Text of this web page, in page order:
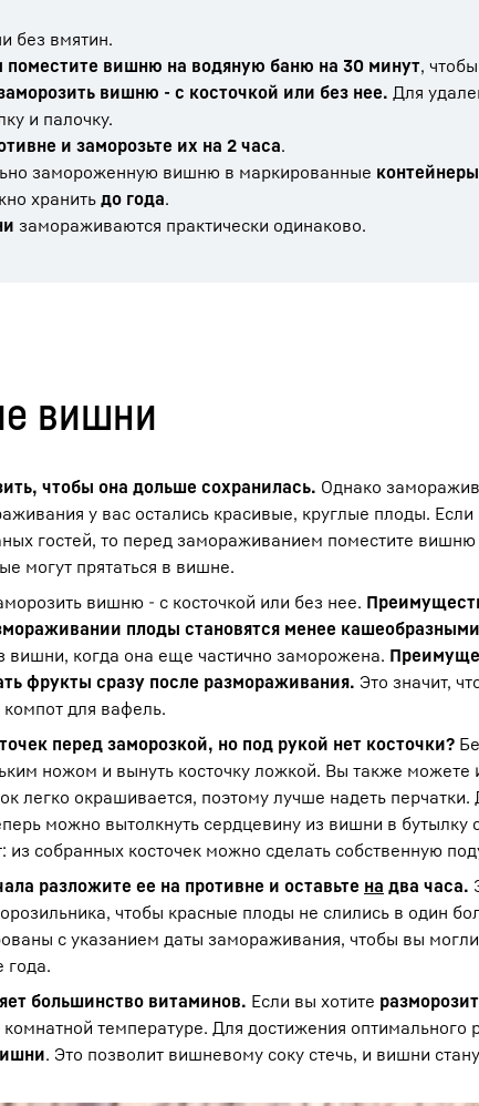
без вмятин.
вишню на водяную баню на 30 минут,
вишню - с косточкой или без нее. Для
и палочку.
и заморозьте их на 2 часа.
замороженную вишню в маркированные
хранитьдо года.
замораживаются практически одинаково.
вишни
чтобы она дольше сохранилась. Однако
у вас остались красивые, круглые плоды.
гостей, то перед замораживанием поместите
могут прятаться в вишне.
вишню - с косточкой или без нее.
плоды становятся менее
вишни, когда она еще частично заморожена.
фрукты сразу после размораживания. Это значит,
для вафель.
перед заморозкой, но под рукой нет косточки?
ножом и вынуть косточку ложкой. Вы также можете
легко окрашивается, поэтому лучше надеть
можно вытолкнуть сердцевину из вишни в
собранных косточек можно сделать собственную
разложите ее на противне и оставьте на два часа.
чтобы красные плоды не слились в один
с указанием даты замораживания, чтобы вы
года.
большинство витаминов. Если вы хотите
температуре. Для достижения оптимального
. Это позволит вишневому соку стечь, и вишни